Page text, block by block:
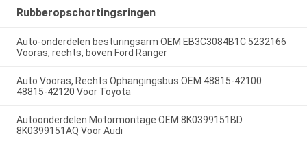
Rubberopschortingsringen
Auto-onderdelen besturingsarm OEM EB3C3084B1C 5232166
Vooras, rechts, boven Ford Ranger
Auto Vooras, Rechts Ophangingsbus OEM 48815-42100
48815-42120 Voor Toyota
Autoonderdelen Motormontage OEM 8K0399151BD
8K0399151AQ Voor Audi